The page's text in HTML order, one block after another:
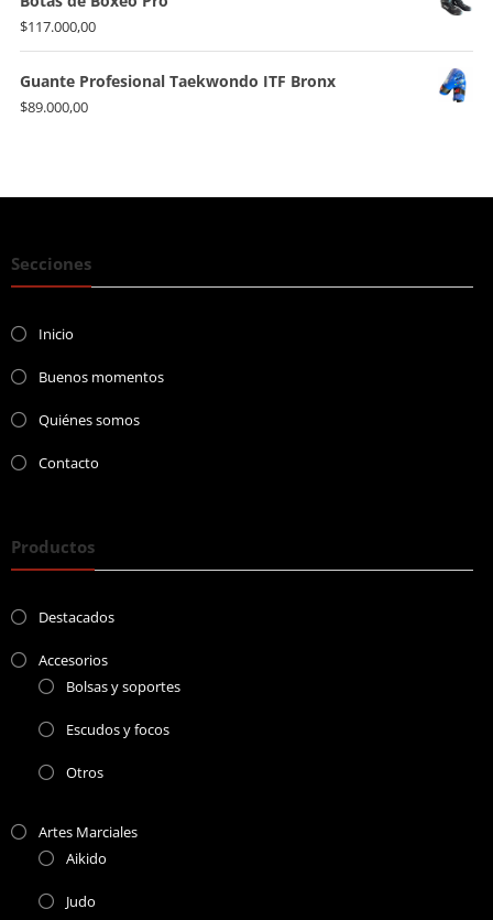
$176.000,00.$155.000,00.
$117.000,00
Guante Profesional Taekwondo ITF Bronx
$89.000,00
Secciones
Inicio
Buenos momentos
Quiénes somos
Contacto
Productos
Destacados
Accesorios
Bolsas y soportes
Escudos y focos
Otros
Artes Marciales
Aikido
Judo